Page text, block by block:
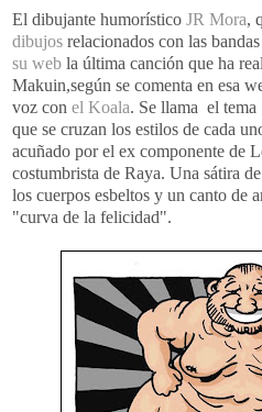
El dibujante humorístico JR Mora,
dibujos relacionados con las
su web la última canción que ha
Makuin,según se comenta en esa
voz con el Koala. Se llama el
que se cruzan los estilos de cada
acuñado por el ex componente de
costumbrista de Raya. Una sátira
los cuerpos esbeltos y un canto de
"curva de la felicidad".